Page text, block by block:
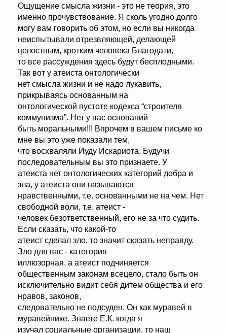
Ощущение смысла жизни - это не теория, это
именно прочувствование. Я сколь угодно долго
могу вам говорить об этом, но если вы никогда
неиспытывали отрезвляющей, делающей
целостным, кротким человека Благодати,
то все рассуждения здесь будут бесплодными.
Так вот у атеиста онтологически
нет смысла жизни и не надо лукавить,
прикрываясь основанным на
онтологической пустоте кодекса “строителя
коммунизма”. Нет у вас оснований
быть моральными!!! Впрочем в вашем письме ко
мне вы это уже показали тем,
что восхваляли Иуду Искариота. Будучи
последовательным вы это признаете. У
атеиста нет онтологических категорий добра и
зла, у атеиста они называются
нравственными, т.е. основанными не на чем. Нет
свободной воли, т.е. атеист -
человек безответственный, его не за что судить.
Если сказать, что какой-то
атеист сделал зло, то значит сказать неправду.
Зло для вас - категория
иллюзорная, а атеист подчиняется
общественным законам всецело, стало быть он
исключительно видит себя дитем общества и его
нравов, законов,
следовательно не подсуден. Он как муравей в
муравейнике. Знаете Е.К. когда я
изучал социальные организации, то наш